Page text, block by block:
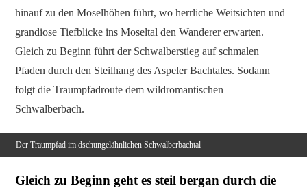
hinauf zu den Moselhöhen führt, wo herrliche Weitsichten und
grandiose Tiefblicke ins Moseltal den Wanderer erwarten.
Gleich zu Beginn führt der Schwalberstieg auf schmalen
Pfaden durch den Steilhang des Aspeler Bachtales. Sodann
folgt die Traumpfadroute dem wildromantischen
Schwalberbach.
Der Traumpfad im dschungelähnlichen Schwalberbachtal
Gleich zu Beginn geht es steil bergan durch die